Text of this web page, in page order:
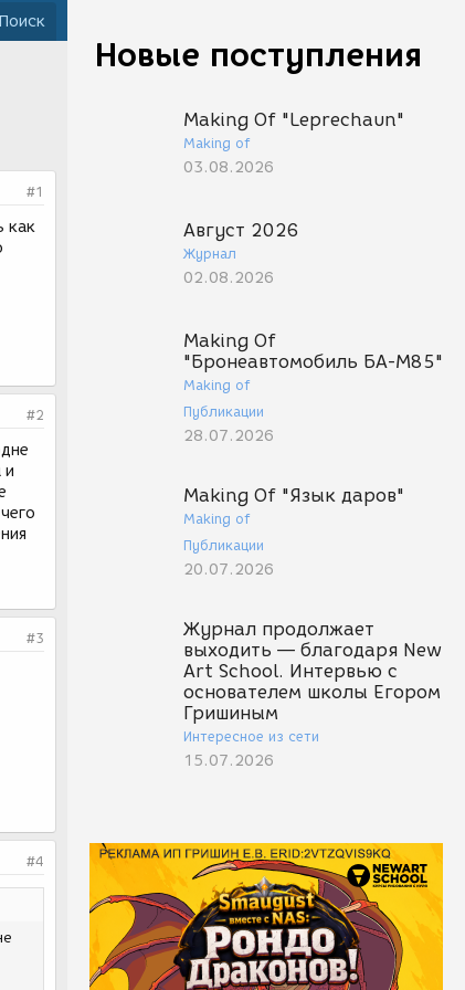
Новые поступления
Making Of "Leprechaun"
Making of
03.08.2026
Август 2026
Журнал
02.08.2026
Making Of
"Бронеавтомобиль БА-М85"
Making of
Публикации
28.07.2026
Making Of "Язык даров"
Making of
Публикации
20.07.2026
Журнал продолжает
выходить — благодаря New
Art School. Интервью с
основателем школы Егором
Гришиным
Интересное из сети
15.07.2026
Поиск
#1
как
#2
и
#3
#4